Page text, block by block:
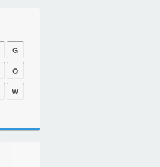
G
O
W